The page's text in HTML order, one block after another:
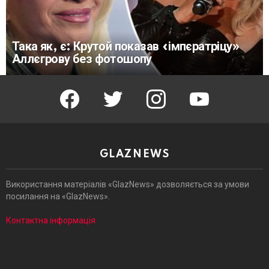
Така як, є: Крутой показав «імпєратріцу»
Аллєгрову без фотошопу
facebook twitter instagram youtube
GLAZNEWS
Використання матеріалів «GlazNews» дозволяється за умови
посилання на «GlazNews».
Контактна інформація